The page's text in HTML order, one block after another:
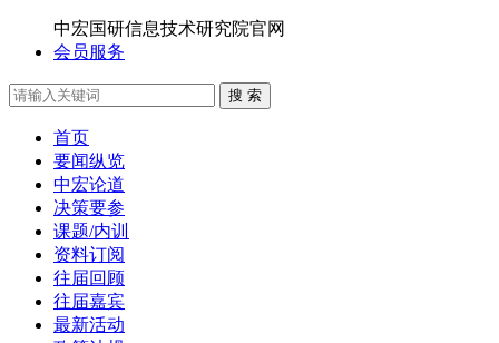
中宏国研信息技术研究院官网
会员服务
搜 索
首页
要闻纵览
中宏论道
决策要参
课题/内训
资料订阅
往届回顾
往届嘉宾
最新活动